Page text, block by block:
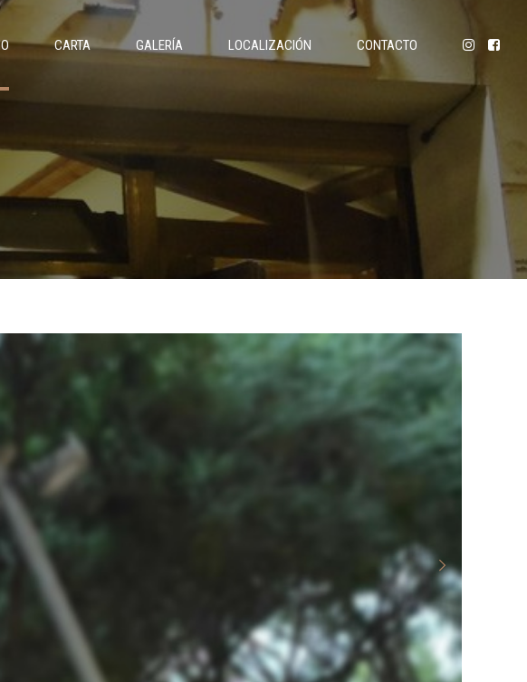
CARTA GALERÍA LOCALIZACIÓN CONTACTO